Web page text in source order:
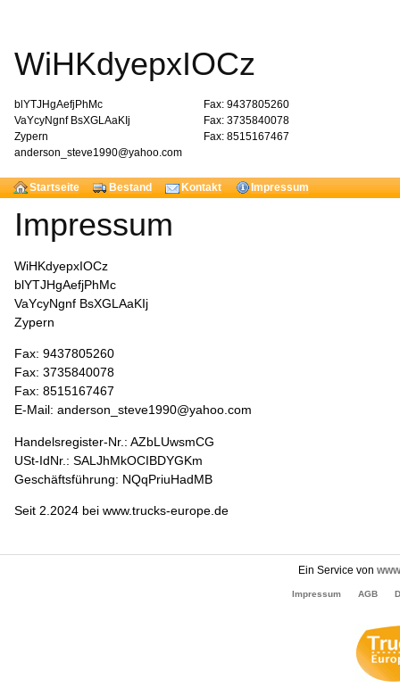
WiHKdyepxIOCz
blYTJHgAefjPhMc
VaYcyNgnf BsXGLAaKIj
Zypern
anderson_steve1990@yahoo.com
Fax: 9437805260
Fax: 3735840078
Fax: 8515167467
Startseite Bestand Kontakt Impressum
Impressum
WiHKdyepxIOCz
blYTJHgAefjPhMc
VaYcyNgnf BsXGLAaKIj
Zypern
Fax: 9437805260
Fax: 3735840078
Fax: 8515167467
E-Mail: anderson_steve1990@yahoo.com
Handelsregister-Nr.: AZbLUwsmCG
USt-IdNr.: SALJhMkOCIBDYGKm
Geschäftsführung: NQqPriuHadMB
Seit 2.2024 bei www.trucks-europe.de
Ein Service von
Impressum AGB